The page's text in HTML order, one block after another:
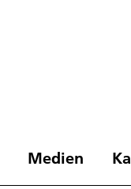
Medien